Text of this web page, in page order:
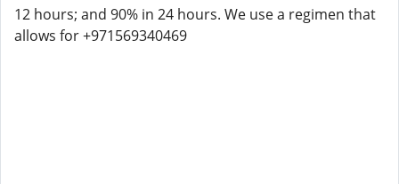
12 hours; and 90% in 24 hours. We use a regimen that
allows for +971569340469